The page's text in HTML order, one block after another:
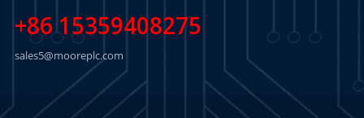
+86 15359408275
sales5@mooreplc.com